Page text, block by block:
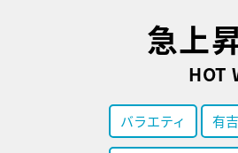
急上
HOT
バラエティ 有